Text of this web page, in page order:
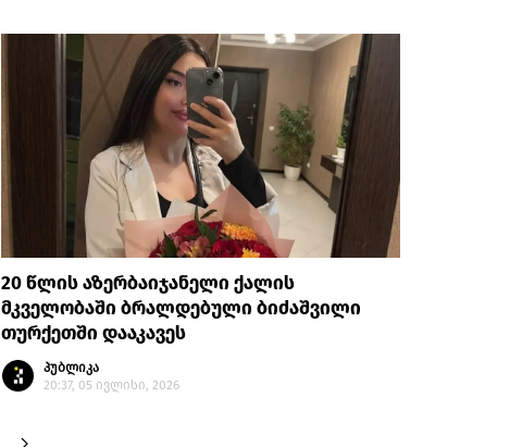
20 წლის აზერბაიჯანელი ქალის
მკველობაში ბრალდებული ბიძაშვილი
თურქეთში დააკავეს
პუბლიკა
20:37, 05 ივლისი, 2026